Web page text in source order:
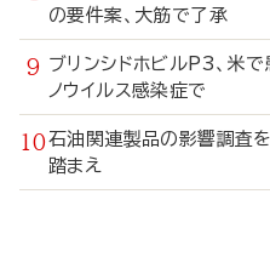
の要件案、大筋で了承
ブリンシドホビルP3、米
ノウイルス感染症で
石油関連製品の影響調
踏まえ